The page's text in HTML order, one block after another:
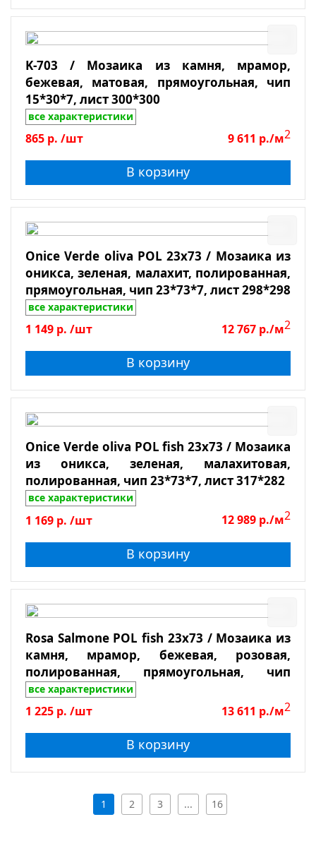
K-703 / Мозаика из камня, мрамор,
бежевая, матовая, прямоугольная, чип
15*30*7, лист 300*300
все характеристики
865 р. /шт 9 611 р./м2
В корзину
Onice Verde oliva POL 23x73 / Мозаика из
оникса, зеленая, малахит, полированная,
прямоугольная, чип 23*73*7, лист 298*298
все характеристики
1 149 р. /шт 12 767 р./м2
В корзину
Onice Verde oliva POL fish 23x73 / Мозаика
из оникса, зеленая, малахитовая,
полированная, чип 23*73*7, лист 317*282
все характеристики
1 169 р. /шт 12 989 р./м2
В корзину
Rosa Salmone POL fish 23x73 / Мозаика из
камня, мрамор, бежевая, розовая,
полированная, прямоугольная, чип
23*73*7, лист 317*282
все характеристики
1 225 р. /шт 13 611 р./м2
В корзину
1 2 3 ... 16